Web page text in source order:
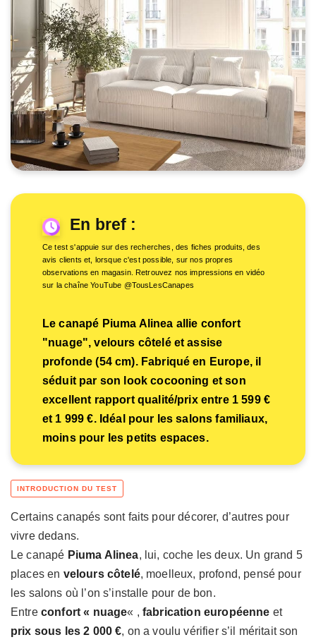
En bref :
Ce test s'appuie sur des recherches, des fiches produits, des
avis clients et, lorsque c'est possible, sur nos propres
observations en magasin. Retrouvez nos impressions en vidéo
sur la chaîne YouTube @TousLesCanapes
Le canapé Piuma Alinea allie confort
"nuage", velours côtelé et assise
profonde (54 cm). Fabriqué en Europe, il
séduit par son look cocooning et son
excellent rapport qualité/prix entre 1 599 €
et 1 999 €. Idéal pour les salons familiaux,
moins pour les petits espaces.
Certains canapés sont faits pour décorer, d’autres pour
vivre dedans.
Le canapé Piuma Alinea, lui, coche les deux. Un grand 5
places en velours côtelé, moelleux, profond, pensé pour
les salons où l’on s’installe pour de bon.
Entre confort « nuage« ,fabrication européenne et
prix sous les 2 000 €, on a voulu vérifier s’il méritait son